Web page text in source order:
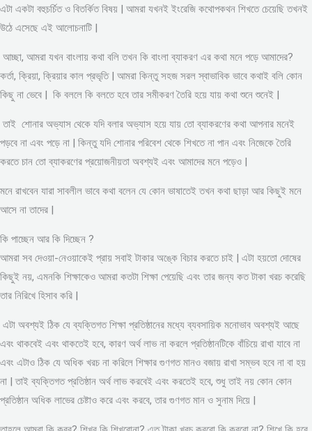
এটা একটা বহুচর্চিত ও বিতর্কিত বিষয় | আমরা যখনই ইংরেজি কথোপকথন শিখতে চেয়েছি তখনই
উঠে এসেছে এই আলোচনাটি |
আচ্ছা, আমরা যখন বাংলায় কথা বলি তখন কি বাংলা ব্যাকরণ এর কথা মনে পড়ে আমাদের?
কর্তা, ক্রিয়া, ক্রিয়ার কাল প্রভৃতি | আমরা কিন্তু সহজ সরল স্বাভাবিক ভাবে কথাই বলি কোন
কিছু না ভেবে | কি বললে কি বলতে হবে তার সমীকরণ তৈরি হয়ে যায় কথা শুনে শুনেই |
তাই শোনার অভ্যাস থেকে যদি বলার অভ্যাস হয়ে যায় তো ব্যাকরণের কথা আপনার মনেই
পড়বে না এবং পড়ে না | কিন্তু যদি শোনার পরিবেশ থেকে শিখতে না পান এবং নিজেকে তৈরি
করতে চান তো ব্যাকরণের প্রয়োজনীয়তা অবশ্যই এবং আমাদের মনে পড়েও |
মনে রাখবেন যারা সাবলীল ভাবে কথা বলেন যে কোন ভাষাতেই তখন কথা ছাড়া আর কিছুই মনে
আসে না তাদের |
কি পাচ্ছেন আর কি দিচ্ছেন ?
আমরা সব দেওয়া-নেওয়াকেই প্রায় সবাই টাকার অঙ্কে বিচার করতে চাই | এটা হয়তো দোষের
কিছুই নয়, এমনকি শিক্ষাকেও আমরা কতটা শিক্ষা পেয়েছি এবং তার জন্য কত টাকা খরচ করেছি
তার নিরিখে হিসাব করি |
এটা অবশ্যই ঠিক যে ব্যক্তিগত শিক্ষা প্রতিষ্ঠানের মধ্যে ব্যবসায়িক মনোভাব অবশ্যই আছে
এবং থাকবেই এবং থাকতেই হবে, কারণ অর্থ লাভ না করলে প্রতিষ্ঠানটিকে বাঁচিয়ে রাখা যাবে না
এবং এটাও ঠিক যে অধিক খরচ না করিলে শিক্ষার গুণগত মানও বজায় রাখা সম্ভব হবে না বা হয়
না | তাই ব্যক্তিগত প্রতিষ্ঠান অর্থ লাভ করবেই এবং করতেই হবে, শুধু তাই নয় কোন কোন
প্রতিষ্ঠান অধিক লাভের চেষ্টাও করে এবং করবে, তার গুণগত মান ও সুনাম দিয়ে |